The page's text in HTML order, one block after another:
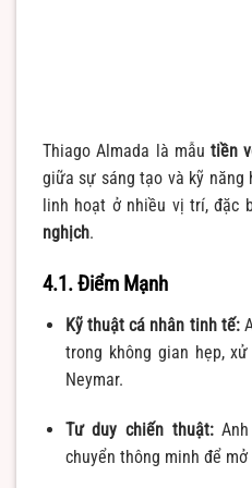
Thiago Almada là mẫutiền
giữa sự sáng tạo và kỹ
linh hoạt ở nhiều vị trí, đặc
nghịch.
4.1. Điểm Mạnh
Kỹ thuật cá nhân tinh tế:
trong không gian hẹp,
Neymar.
Tư duy chiến thuật:Anh
chuyển thông minh để